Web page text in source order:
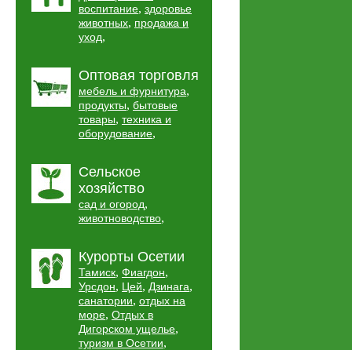
воспитание, здоровье
животных, продажа и
уход,
Оптовая торговля
мебель и фурнитура,
продукты, бытовые
товары, техника и
оборудование,
Сельское
хозяйство
сад и огород,
животноводство,
Курорты Осетии
Тамиск, Фиагдон,
Урсдон, Цей, Дзинага,
санатории, отдых на
море, Отдых в
Дигорском ущелье,
туризм в Осетии,